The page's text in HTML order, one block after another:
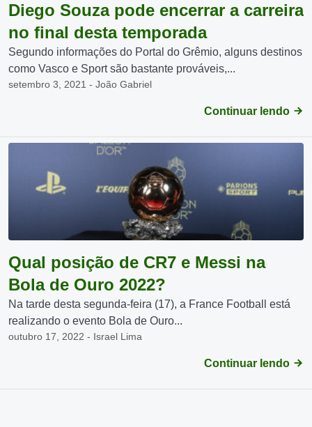
Diego Souza pode encerrar a carreira
no final desta temporada
Segundo informações do Portal do Grêmio, alguns destinos
como Vasco e Sport são bastante prováveis,...
setembro 3, 2021 - João Gabriel
Continuar lendo
Qual posição de CR7 e Messi na
Bola de Ouro 2022?
Na tarde desta segunda-feira (17), a France Football está
realizando o evento Bola de Ouro...
outubro 17, 2022 - Israel Lima
Continuar lendo